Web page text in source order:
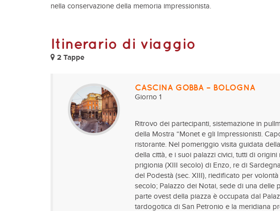
nella conservazione della memoria impressionista.
Itinerario di viaggio
2 Tappe
CASCINA GOBBA – BOLOGNA
Giorno 1
Ritrovo dei partecipanti, sistemazione in
della Mostra “Monet e gli Impressionisti.
ristorante. Nel pomeriggio visita guidata
della città, e i suoi palazzi civici, tutti di
prigionia (XIII secolo) di Enzo, re di
del Podestà (sec. XIII), riedificato per
secolo; Palazzo dei Notai, sede di una delle
parte ovest della piazza è occupata dal
tardogotica di San Petronio e la meridiana